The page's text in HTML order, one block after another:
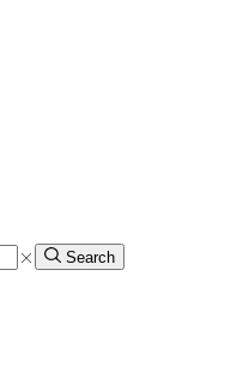
Search